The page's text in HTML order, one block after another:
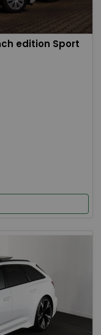
edition Sport